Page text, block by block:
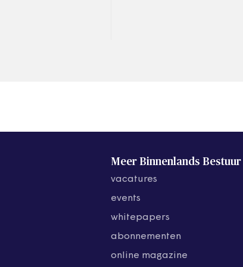
Meer Binnenlands Bestuur
vacatures
events
whitepapers
abonnementen
online magazine